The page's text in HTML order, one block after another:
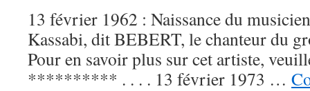
13 février 1962 : Naissance du
Kassabi, dit BEBERT, le chanteur du
Pour en savoir plus sur cet artiste,
********** . . . . 13 février 1973 …